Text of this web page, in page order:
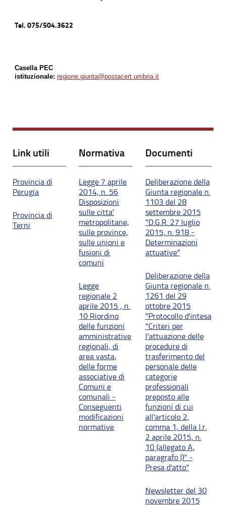
Tel. 075/504.3622
Casella PEC
istituzionale: regione.giunta@postacert.umbria.it
Link utili
Provincia di
Perugia
Provincia di
Terni
Normativa
Legge 7 aprile
2014, n. 56
Disposizioni
sulle citta'
metropolitane,
sulle province,
sulle unioni e
fusioni di
comuni
Legge
regionale 2
aprile 2015 , n.
10 Riordino
delle funzioni
amministrative
regionali, di
area vasta,
delle forme
associative di
Comuni e
comunali -
Conseguenti
modificazioni
normative
Documenti
Deliberazione della
Giunta regionale n.
1103 del 28
settembre 2015
"D.G.R. 27 luglio
2015, n. 918 -
Determinazioni
attuative"
Deliberazione della
Giunta regionale n.
1261 del 29
ottobre 2015
"Protocollo d'intesa
"Criteri per
l'attuazione delle
procedure di
trasferimento del
personale delle
categorie
professionali
preposto alle
funzioni di cui
all'articolo 2,
comma 1, della l.r.
2 aprile 2015, n.
10 (allegato A,
paragrafo I)" -
Presa d'atto"
Newsletter del 30
novembre 2015